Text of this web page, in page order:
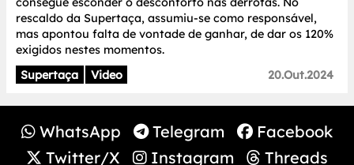
rescaldo da Supertaça, assumiu-se como responsável,
mas apontou falta de vontade de ganhar, de dar os 120%
exigidos nestes momentos.
Supertaça
Video 20.Out.2024
WhatsApp Telegram
Facebook
Twitter/X
Instagram Threads